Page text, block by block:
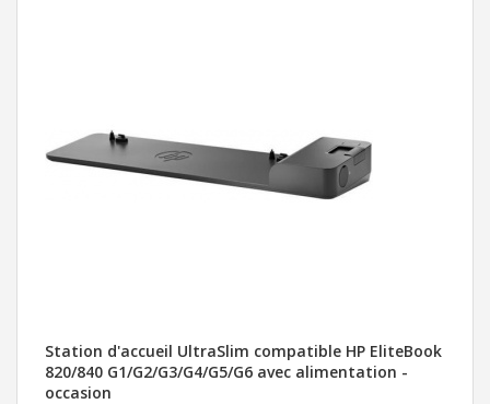
Station d'accueil UltraSlim compatible HP EliteBook
820/840 G1/G2/G3/G4/G5/G6 avec alimentation -
occasion